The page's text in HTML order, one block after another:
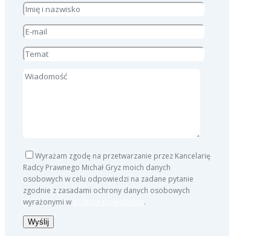
Wyrażam zgodę na przetwarzanie przez Kancelarię
Radcy Prawnego Michał Gryz moich danych
osobowych w celu odpowiedzi na zadane pytanie
zgodnie z zasadami ochrony danych osobowych
wyrażonymi w
.